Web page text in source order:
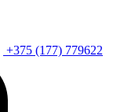
+375 (177) 779622